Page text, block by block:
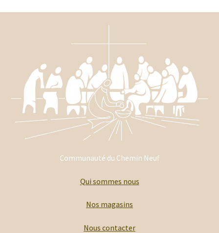
Communauté du Chemin Neuf
Qui sommes nous
Nos magasins
Nous contacter